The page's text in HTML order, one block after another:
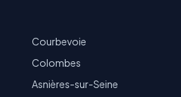
Courbevoie
Colombes
Asnières-sur-Seine